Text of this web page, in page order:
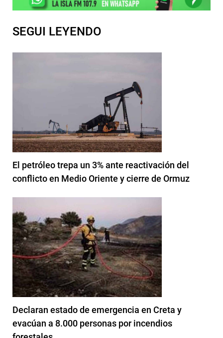
SEGUI LEYENDO
El petróleo trepa un 3% ante reactivación del
conflicto en Medio Oriente y cierre de Ormuz
Declaran estado de emergencia en Creta y
evacúan a 8.000 personas por incendios